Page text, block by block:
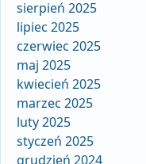
sierpień 2025
lipiec 2025
czerwiec 2025
maj 2025
kwiecień 2025
marzec 2025
luty 2025
styczeń 2025
grudzień 2024